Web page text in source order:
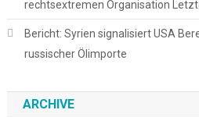
rechtsextremen Organisation
Bericht: Syrien signalisiert USA
russischer Ölimporte
ARCHIVE